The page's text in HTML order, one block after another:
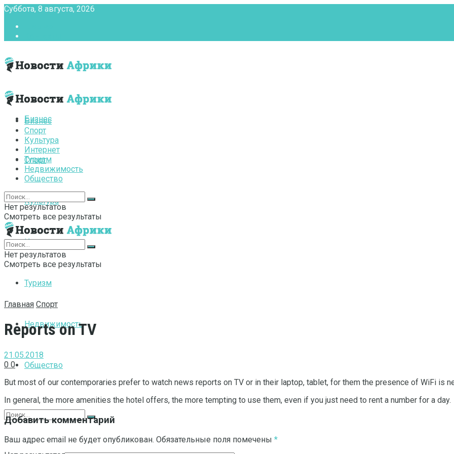
Суббота, 8 августа, 2026
Бизнес
Спорт
Культура
Интернет
Туризм
Недвижимость
Общество
Бизнес
Спорт
Культура
Интернет
Туризм
Недвижимость
Общество
Нет результатов
Смотреть все результаты
Нет результатов
Смотреть все результаты
Главная Спорт
Reports on TV
21.05.2018
0 0
But most of our contemporaries prefer to watch news reports on TV or in their laptop, tablet, for them the presence of WiFi is
In general, the more amenities the hotel offers, the more tempting to use them, even if you just need to rent a number for a day.
Добавить комментарий
Ваш адрес email не будет опубликован. Обязательные поля помечены *